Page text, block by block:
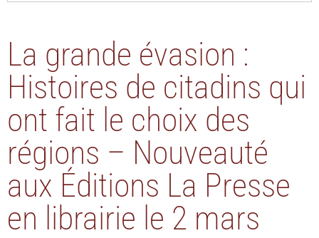
La grande évasion :
Histoires de citadins qui
ont fait le choix des
régions – Nouveauté
aux Éditions La Presse
en librairie le 2 mars